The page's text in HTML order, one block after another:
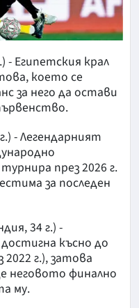
- Египетския крал
което се
за него да остави
- Легендарният
през 2026 г.
за последен
34 г.) -
късно до
г.), затова
неговото финално
му.